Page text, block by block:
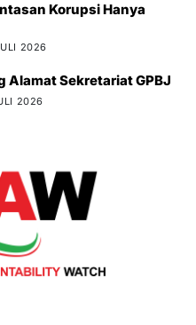
Korupsi Hanya
2026
Alamat Sekretariat GPBJ
2026